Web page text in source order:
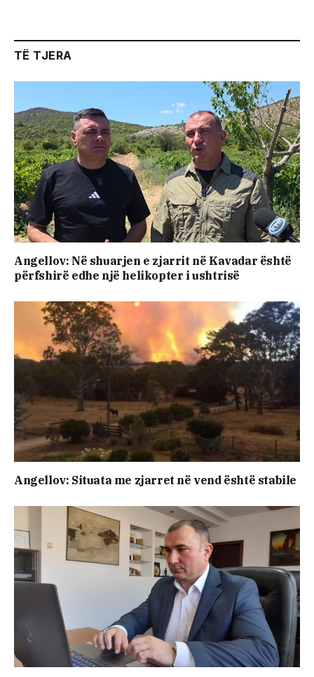
TË TJERA
Angellov: Në shuarjen e zjarrit në Kavadar është
përfshirë edhe një helikopter i ushtrisë
Angellov: Situata me zjarret në vend është stabile